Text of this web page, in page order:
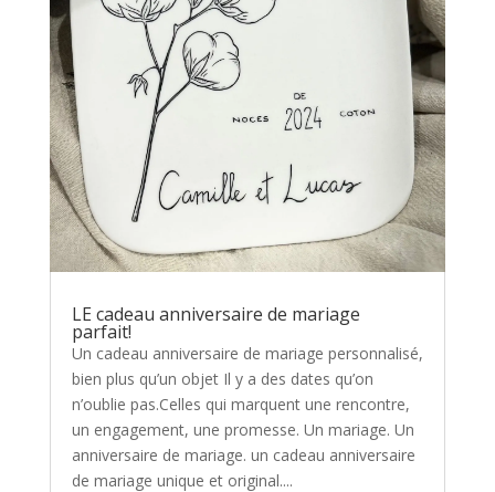
LE cadeau anniversaire de mariage
parfait!
Un cadeau anniversaire de mariage personnalisé,
bien plus qu’un objet Il y a des dates qu’on
n’oublie pas.Celles qui marquent une rencontre,
un engagement, une promesse. Un mariage. Un
anniversaire de mariage. un cadeau anniversaire
de mariage unique et original....